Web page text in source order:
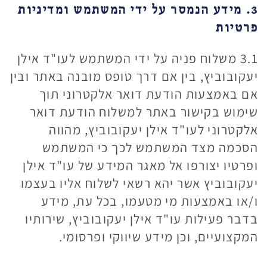
3. מידע הנמסר על ידי המשתמש ומדיניות
פרטיות
3.1 משלוח פניה על ידי המשתמש לעו"ד אילן
יעקובוביץ, בין אם דרך טופס מובנה באתר ובין
אם באמצעות הודעת דואר אלקטרוני תוך
שימוש בקישור באתר למשלוח הודעת דואר
אלקטרוני לעו"ד אילן יעקובוביץ, מהווה
הסכמה מצד המשתמש לכך כי המשתמש
ופרטיו יצורפו אל מאגר המידע של עו"ד אילן
יעקובוביץ אשר יהא רשאי לשלוח אליו בעצמו
ו/או באמצעות מי מטעמו, בכל עת, מידע
בדבר פעילות עו"ד אילן יעקובוביץ, שירותיו
המקצועיים, וכן מידע שיווקי ופרסומי.